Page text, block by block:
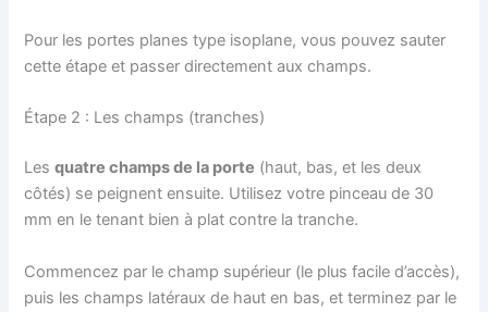
Pour les portes planes type isoplane, vous pouvez sauter
cette étape et passer directement aux champs.
Étape 2 : Les champs (tranches)
Lesquatre champs de la porte (haut, bas, et les deux
côtés) se peignent ensuite. Utilisez votre pinceau de 30
mm en le tenant bien à plat contre la tranche.
Commencez par le champ supérieur (le plus facile d’accès),
puis les champs latéraux de haut en bas, et terminez par le